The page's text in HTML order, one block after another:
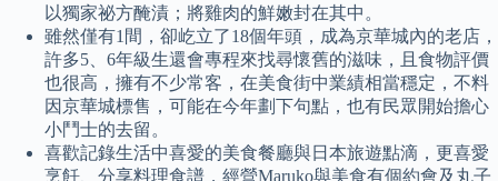
以獨家祕方醃漬；將雞肉的鮮嫩封在其中。
雖然僅有1間，卻屹立了18個年頭，成為京華城內的老店，
許多5、6年級生還會專程來找尋懷舊的滋味，且食物評價
也很高，擁有不少常客，在美食街中業績相當穩定，不料
因京華城標售，可能在今年劃下句點，也有民眾開始擔心
小鬥士的去留。
喜歡記錄生活中喜愛的美食餐廳與日本旅遊點滴，更喜愛
烹飪、分享料理食譜，經營Maruko與美食有個約會及丸子